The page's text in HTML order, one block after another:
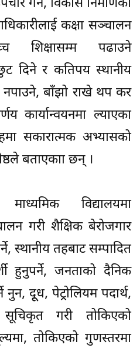
गर्ने, विकास निर्माणका
कक्षा सञ्चालन
शिक्षासम्म पढाउने
दिने र कतिपय स्थानीय
बाँझो राखे थप कर
कार्यान्वयनमा ल्याएका
सकारात्मक अभ्यासको
बताएकाा छन् ।
विद्यालयमा
गरी शैक्षिक बेरोजगार
स्थानीय तहबाट सम्पादित
हुनुपर्ने, जनताको दैनिक
दूूध, पेट्रोलियम पदार्थ,
गरी तोकिएको
तोकिएको गुणस्तरमा